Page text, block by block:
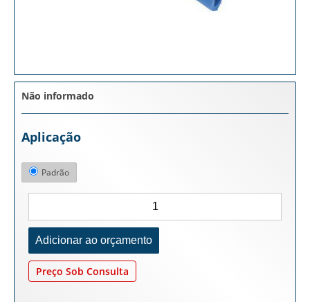
Não informado
Aplicação
Padrão
Preço Sob Consulta